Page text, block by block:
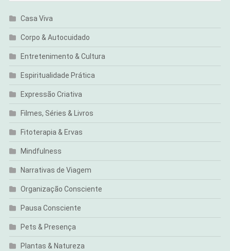
Casa Viva
Corpo & Autocuidado
Entretenimento & Cultura
Espiritualidade Prática
Expressão Criativa
Filmes, Séries & Livros
Fitoterapia & Ervas
Mindfulness
Narrativas de Viagem
Organização Consciente
Pausa Consciente
Pets & Presença
Plantas & Natureza